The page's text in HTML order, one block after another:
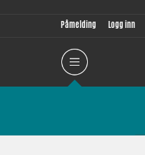
Påmelding Logg inn